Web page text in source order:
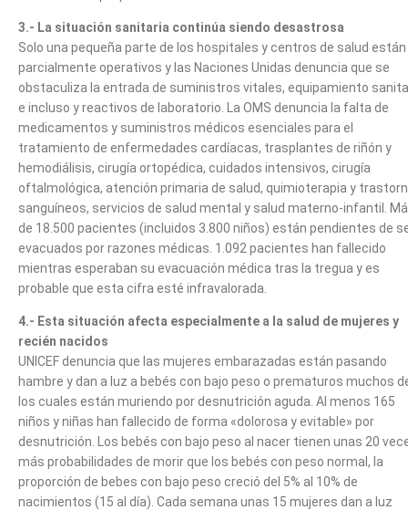
3.- La situación sanitaria continúa siendo desastrosa
Solo una pequeña parte de los hospitales y centros de salud están
parcialmente operativos y las Naciones Unidas denuncia que se
obstaculiza la entrada de suministros vitales, equipamiento
e incluso y reactivos de laboratorio. La OMS denuncia la falta de
medicamentos y suministros médicos esenciales para el
tratamiento de enfermedades cardíacas, trasplantes de riñón y
hemodiálisis, cirugía ortopédica, cuidados intensivos, cirugía
oftalmológica, atención primaria de salud, quimioterapia y
sanguíneos, servicios de salud mental y salud materno-infantil.
de 18.500 pacientes (incluidos 3.800 niños) están pendientes de
evacuados por razones médicas. 1.092 pacientes han fallecido
mientras esperaban su evacuación médica tras la tregua y es
probable que esta cifra esté infravalorada.
4.- Esta situación afecta especialmente a la salud de mujeres y
recién nacidos
UNICEF denuncia que las mujeres embarazadas están pasando
hambre y dan a luz a bebés con bajo peso o prematuros muchos
los cuales están muriendo por desnutrición aguda. Al menos 165
niños y niñas han fallecido de forma «dolorosa y evitable» por
desnutrición. Los bebés con bajo peso al nacer tienen unas 20
más probabilidades de morir que los bebés con peso normal, la
proporción de bebes con bajo peso creció del 5% al 10% de
nacimientos (15 al día). Cada semana unas 15 mujeres dan a luz